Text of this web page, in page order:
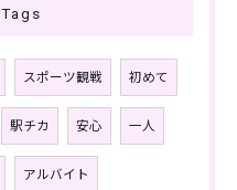
Tags
スポーツ観戦 初めて
駅チカ 安心 一人
アルバイト